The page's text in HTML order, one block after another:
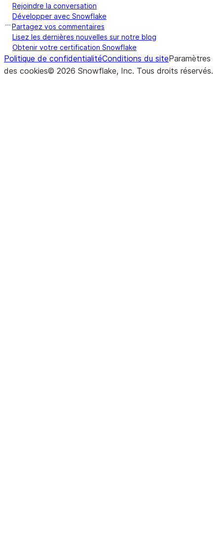
Rejoindre la conversation
Développer avec Snowflake
Partagez vos commentaires
Lisez les dernières nouvelles sur notre blog
Obtenir votre certification Snowflake
Politique de confidentialitéConditions du siteParamètres
des cookies© 2026 Snowflake, Inc. Tous droits réservés.